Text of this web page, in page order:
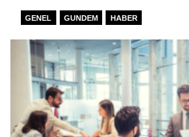
GENEL GUNDEM HABER